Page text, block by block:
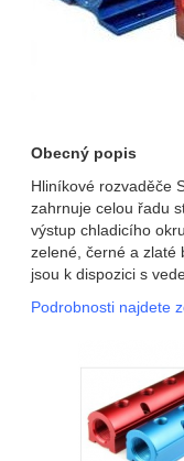
Obecný popis
Hliníkové rozvaděče
zahrnuje celou řadu
výstup chladicího
zelené, černé a zlaté
jsou k dispozici s
Podrobnosti najdete